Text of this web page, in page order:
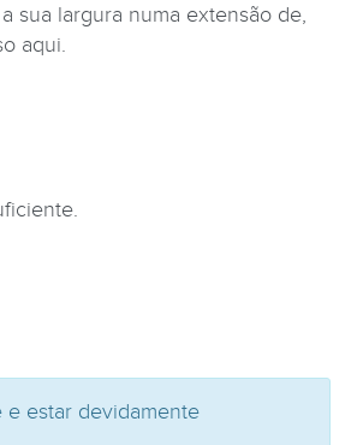
sua largura numa extensão de,
aqui.
e estar devidamente